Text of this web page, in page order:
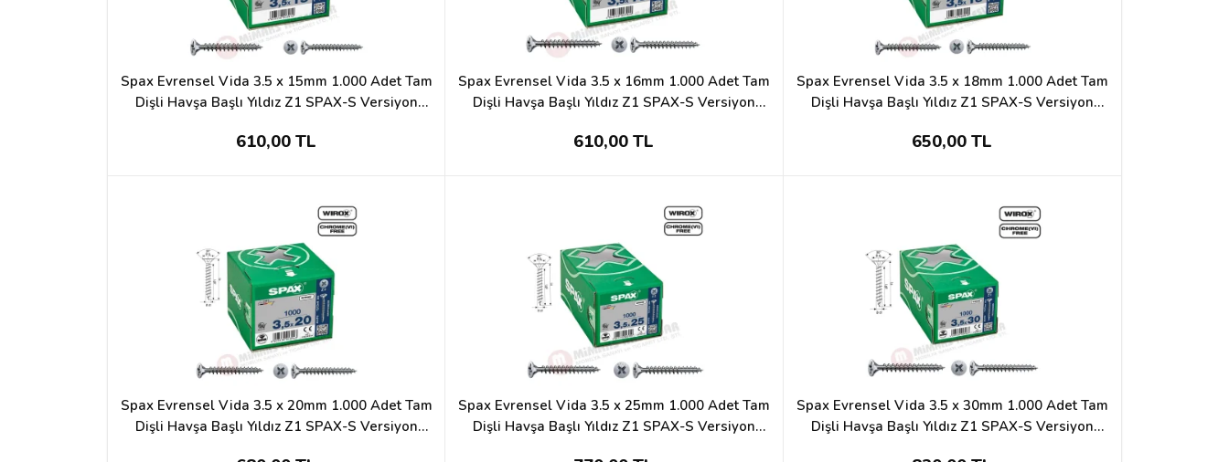
Spax Evrensel Vida 3.5 x 15mm 1.000 Adet Tam
Dişli Havşa Başlı Yıldız Z1 SPAX-S Versiyon
610,00 TL
Spax Evrensel Vida 3.5 x 16mm 1.000 Adet Tam
Dişli Havşa Başlı Yıldız Z1 SPAX-S Versiyon
610,00 TL
Spax Evrensel Vida 3.5 x 18mm 1.000 Adet Tam
Dişli Havşa Başlı Yıldız Z1 SPAX-S Versiyon
650,00 TL
Spax Evrensel Vida 3.5 x 20mm 1.000 Adet Tam
Dişli Havşa Başlı Yıldız Z1 SPAX-S Versiyon
Spax Evrensel Vida 3.5 x 25mm 1.000 Adet Tam
Dişli Havşa Başlı Yıldız Z1 SPAX-S Versiyon
Spax Evrensel Vida 3.5 x 30mm 1.000 Adet Tam
Dişli Havşa Başlı Yıldız Z1 SPAX-S Versiyon